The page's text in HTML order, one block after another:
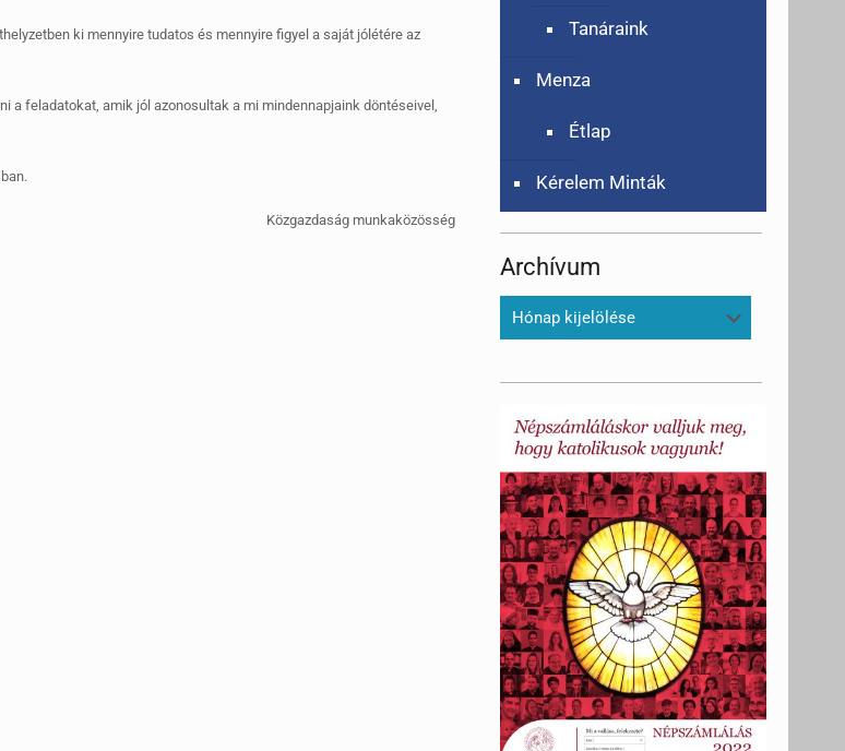
ki mennyire tudatos és mennyire figyel a saját jólétére az
a feladatokat, amik jól azonosultak a mi mindennapjaink döntéseivel,
Közgazdaság munkaközösség
Tanáraink
Menza
Étlap
Kérelem Minták
Archívum
Archívum